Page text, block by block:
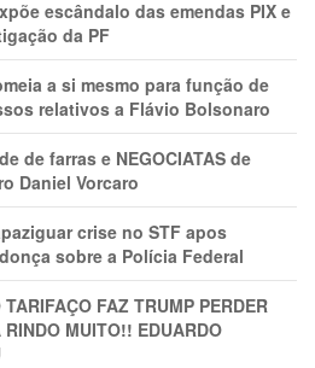
escândalo das emendas PIX e
da PF
a si mesmo para função de
relativos a Flávio Bolsonaro
de farras e NEGOCIATAS de
Daniel Vorcaro
crise no STF apos
sobre a Polícia Federal
FAZ TRUMP PERDER
MUITO!! EDUARDO